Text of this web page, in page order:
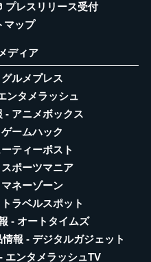
プレスリリース受付
マップ
ディア
ルメプレス
ンタメラッシュ
- アニメボックス
ームハック
ティーポスト
ポーツマニア
ネーゾーン
ラベルスポット
- オートタイムズ
報 - デジタルガジェット
エンタメラッシュTV